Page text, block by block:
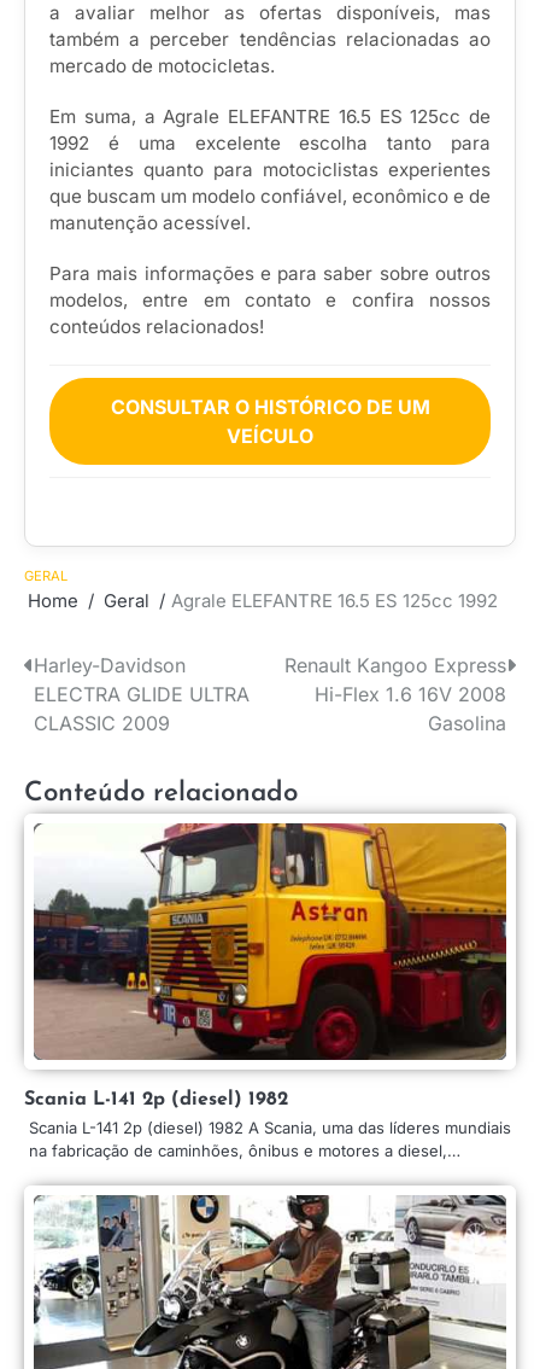
a avaliar melhor as ofertas disponíveis, mas
também a perceber tendências relacionadas ao
mercado de motocicletas.
Em suma, a Agrale ELEFANTRE 16.5 ES 125cc de
1992 é uma excelente escolha tanto para
iniciantes quanto para motociclistas experientes
que buscam um modelo confiável, econômico e de
manutenção acessível.
Para mais informações e para saber sobre outros
modelos, entre em contato e confira nossos
conteúdos relacionados!
CONSULTAR O HISTÓRICO DE UM
VEÍCULO
GERAL
Home Geral Agrale ELEFANTRE 16.5 ES 125cc 1992
Navegação
de
Harley-Davidson
ELECTRA GLIDE ULTRA
CLASSIC 2009
Renault Kangoo Express
Hi-Flex 1.6 16V 2008
Gasolina
Conteúdo relacionado
Scania L-141 2p (diesel) 1982
Scania L-141 2p (diesel) 1982 A Scania, uma das líderes mundiais
na fabricação de caminhões, ônibus e motores a diesel,…